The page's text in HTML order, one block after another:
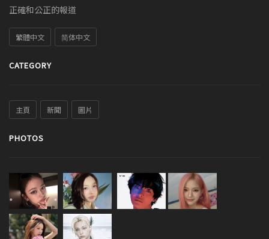
正確和公正的報道
繁體中文 简体中文
CATEGORY
主頁 新聞 圖片
PHOTOS